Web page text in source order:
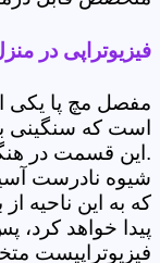
فیزیوتراپی در
مفصل مچ پا یکی
است که سنگینی
.این قسمت در
شیوه نادرست
که به این ناحیه
پیدا خواهد کرد،
فیزیوتراپیست